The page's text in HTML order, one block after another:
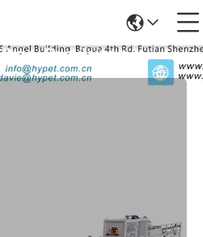
Produtos